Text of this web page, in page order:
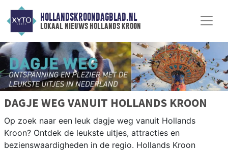
HOLLANDSKROONDAGBLAD.NL
lokaal nieuws hollands kroon
DAGJE WEG VANUIT HOLLANDS KROON
Op zoek naar een leuk dagje weg vanuit Hollands
Kroon? Ontdek de leukste uitjes, attracties en
bezienswaardigheden in de regio. Hollands Kroon